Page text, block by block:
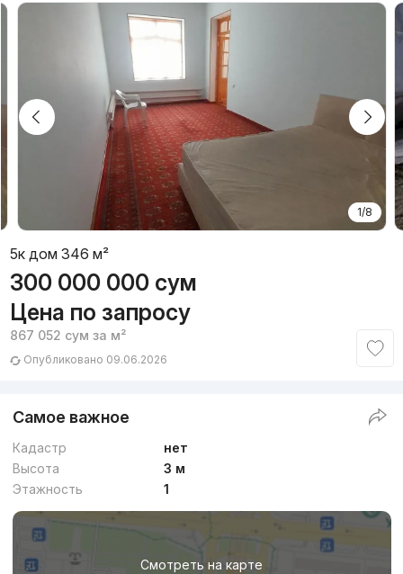
1/8
5к дом 346 м²
300 000 000 сум
Цена по запросу
867 052 сум за м²
Опубликовано 09.06.2026
Самое важное
Кадастр
нет
Высота
3 м
Этажность
1
Смотреть на карте